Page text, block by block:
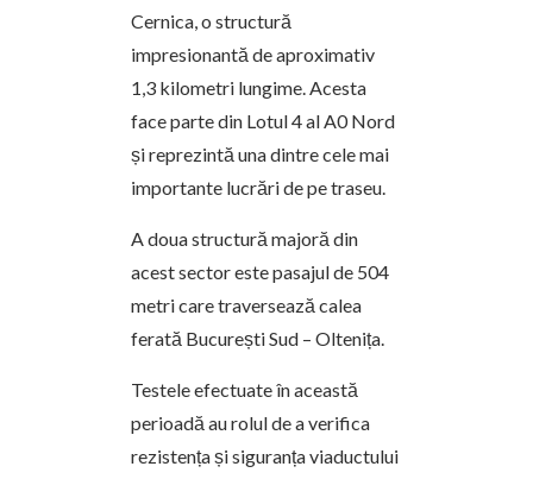
Cernica, o structură
impresionantă de aproximativ
1,3 kilometri lungime. Acesta
face parte din Lotul 4 al A0 Nord
și reprezintă una dintre cele mai
importante lucrări de pe traseu.
A doua structură majoră din
acest sector este pasajul de 504
metri care traversează calea
ferată București Sud – Oltenița.
Testele efectuate în această
perioadă au rolul de a verifica
rezistența și siguranța viaductului